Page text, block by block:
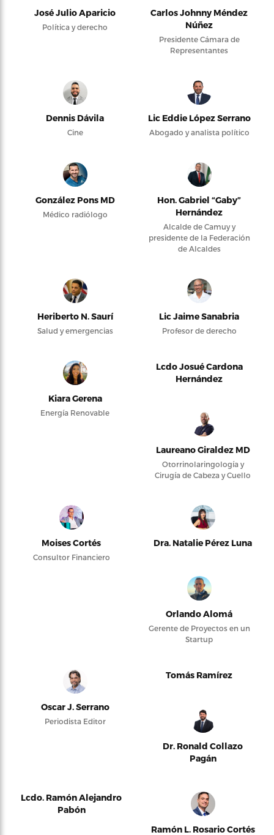
José Julio Aparicio
Política y derecho
Carlos Johnny Méndez
Núñez
Presidente Cámara de
Representantes
Dennis Dávila
Cine
Lic Eddie López Serrano
Abogado y analista político
González Pons MD
Médico radiólogo
Hon. Gabriel “Gaby”
Hernández
Alcalde de Camuy y
presidente de la Federación
de Alcaldes
Heriberto N. Saurí
Salud y emergencias
Lic Jaime Sanabria
Profesor de derecho
Kiara Gerena
Energía Renovable
Lcdo Josué Cardona
Hernández
Laureano Giraldez MD
Otorrinolaringología y
Cirugía de Cabeza y Cuello
Moises Cortés
Consultor Financiero
Dra. Natalie Pérez Luna
Orlando Alomá
Gerente de Proyectos en un
Startup
Oscar J. Serrano
Periodista Editor
Tomás Ramírez
Dr. Ronald Collazo
Pagán
Lcdo. Ramón Alejandro
Pabón
Ramón L. Rosario Cortés